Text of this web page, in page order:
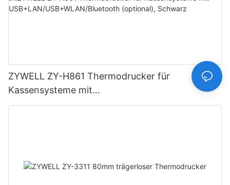
ZYWELL ZY-H861 Thermodrucker für
Kassensysteme mit
USB+LAN/USB+WLAN/Bluetooth (optional),